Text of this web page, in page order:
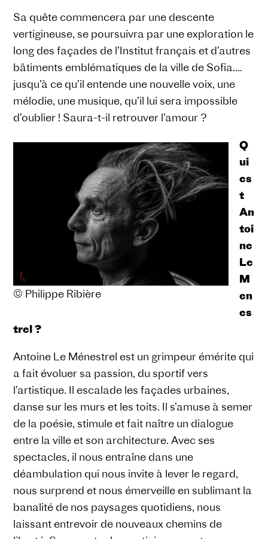
Sa quête commencera par une descente
vertigineuse, se poursuivra par une exploration le
long des façades de l’Institut français et d’autres
bâtiments emblématiques de la ville de Sofia….
jusqu’à ce qu’il entende une nouvelle voix, une
mélodie, une musique, qu’il lui sera impossible
d’oublier ! Saura-t-il retrouver l’amour ?
© Philippe Ribière
Q
ui
es
t
An
toi
ne
Le
M
en
es
trel ?
Antoine Le Ménestrel est un grimpeur émérite qui
a fait évoluer sa passion, du sportif vers
l’artistique. Il escalade les façades urbaines,
danse sur les murs et les toits. Il s’amuse à semer
de la poésie, stimule et fait naître un dialogue
entre la ville et son architecture. Avec ses
spectacles, il nous entraîne dans une
déambulation qui nous invite à lever le regard,
nous surprend et nous émerveille en sublimant la
banalité de nos paysages quotidiens, nous
laissant entrevoir de nouveaux chemins de